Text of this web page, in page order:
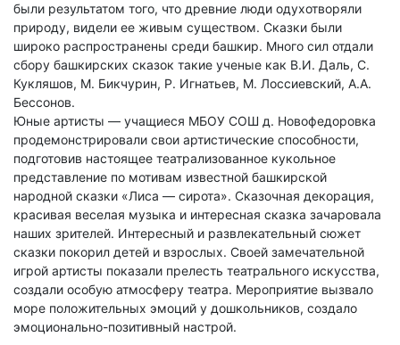
были результатом того, что древние люди одухотворяли
природу, видели ее живым существом. Сказки были
широко распространены среди башкир. Много сил отдали
сбору башкирских сказок такие ученые как В.И. Даль, С.
Кукляшов, М. Бикчурин, Р. Игнатьев, М. Лоссиевский, А.А.
Бессонов.
Юные артисты — учащиеся МБОУ СОШ д. Новофедоровка
продемонстрировали свои артистические способности,
подготовив настоящее театрализованное кукольное
представление по мотивам известной башкирской
народной сказки «Лиса — сирота». Сказочная декорация,
красивая веселая музыка и интересная сказка зачаровала
наших зрителей. Интересный и развлекательный сюжет
сказки покорил детей и взрослых. Своей замечательной
игрой артисты показали прелесть театрального искусства,
создали особую атмосферу театра. Мероприятие вызвало
море положительных эмоций у дошкольников, создало
эмоционально-позитивный настрой.